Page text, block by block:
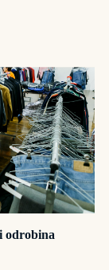
odrobina